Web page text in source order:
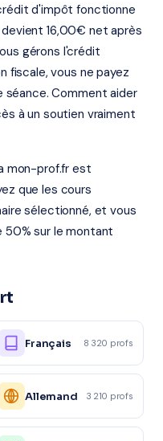
d'impôt fonctionne
16,00€ net après
gérons l'crédit
fiscale, vous ne payez
séance. Comment aider
à un soutien vraiment
mon-prof.fr est
que les cours
sélectionné, et vous
sur le montant
Français 8 320 profs
Allemand 3 210 profs